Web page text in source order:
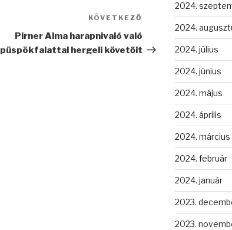
Következő
bejegyzés
KÖVETKEZŐ
Pirner Alma harapnivaló való
püspökfalattal hergeli követőit
2024.
2024.
2024. július
2024. június
2024. május
2024. április
2024. március
2024. február
2024. január
2023.
2023.